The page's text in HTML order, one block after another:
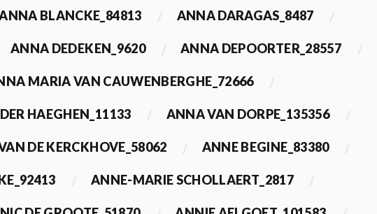
BLANCKE_84813 ANNA DARAGAS_8487
ANNA DEDEKEN_9620 ANNA DEPOORTER_28557
MARIA VAN CAUWENBERGHE_72666
HAEGHEN_11133 ANNA VAN DORPE_135356
DE KERCKHOVE_58062 ANNE BEGINE_83380
ANNE-MARIE SCHOLLAERT_2817